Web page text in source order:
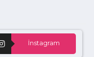
İnstagram